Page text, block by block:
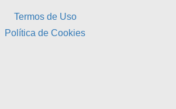
Termos de Uso
Política de Cookies